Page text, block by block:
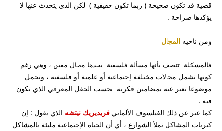
قضية قد تكون صحيحة ( ربما تكون حقيقية ) لكن الذي يتحدث عنها لا
يؤكدها صراحة .
ومن ناحيه المجال
فالمشكلة تتصف بأنها مسألة فلسفية يحدها مجال معين ، وهي رغم
كونها تشمل مجالات مختلفة إجتماعية أو علمية أو فلسفية ، وتحمل
موضوعا تعبر عنه بمضامين فكرية بحسب الحقل المعرفي الذي تكون
فيه .
كما عبر عن ذلك الفيلسوف الألماني فريديريك نيتشه الذي يقول : إن
كبريات المشاكل تملأ الشوارع ، أي أن الحياة الإجتماعية مليئة بالمشاكل